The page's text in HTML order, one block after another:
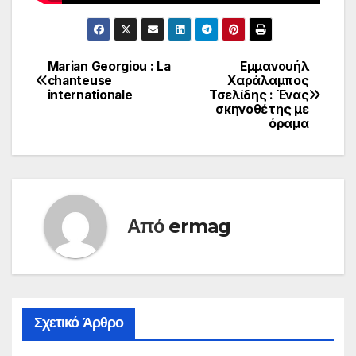
Πλοήγηση
άρθρων
Εμμανουήλ
Χαράλαμπος
Τσελίδης : Ένας
σκηνοθέτης με
όραμα
Marian Georgiou : La
chanteuse
internationale
Από ermag
Σχετικό Άρθρο